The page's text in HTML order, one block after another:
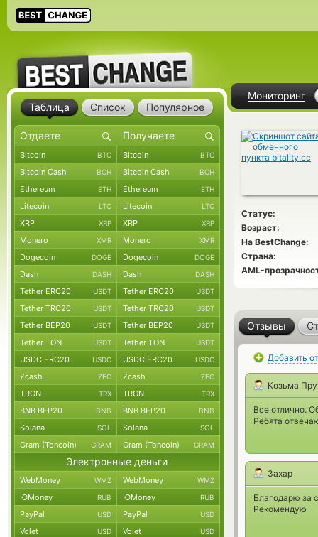
Мониторинг
Статус:
Возраст:
На BestChange:
Страна:
AML-
Отзывы
Добавить
Козьма
Всe отлично.
Ребята
Захар
Благодарю за
Рекомендую
Таблица Список Популярное
Bitcoin BTC Bitcoin BTC
Bitcoin Cash BCH Bitcoin Cash BCH
Ethereum ETH Ethereum ETH
Litecoin LTC Litecoin LTC
XRP XRP XRP XRP
Monero XMR Monero XMR
Dogecoin DOGE Dogecoin DOGE
Dash DASH Dash DASH
Tether ERC20 USDT Tether ERC20 USDT
Tether TRC20 USDT Tether TRC20 USDT
Tether BEP20 USDT Tether BEP20 USDT
Tether TON USDT Tether TON USDT
USDC ERC20 USDC USDC ERC20 USDC
Zcash ZEC Zcash ZEC
TRON TRX TRON TRX
BNB BEP20 BNB BNB BEP20 BNB
Solana SOL Solana SOL
Gram (Toncoin) GRAM Gram (Toncoin) GRAM
Электронные деньги
WebMoney WMZ WebMoney WMZ
ЮMoney RUB ЮMoney RUB
PayPal USD PayPal USD
Volet USD Volet USD